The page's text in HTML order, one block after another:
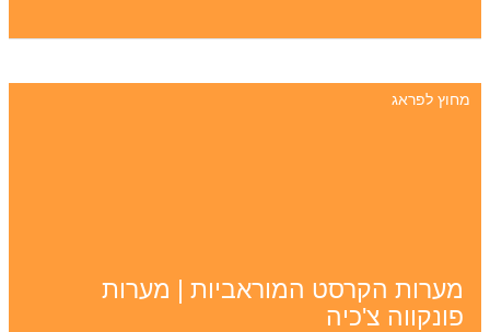
בצ׳כיה:
מציעה
חווית
מערות הקרסט המוראביות | מערות
פונקווה צ'כיה
מחוץ לפראג